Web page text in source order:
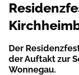
Der
der Auftakt zur
Wonnegau.​